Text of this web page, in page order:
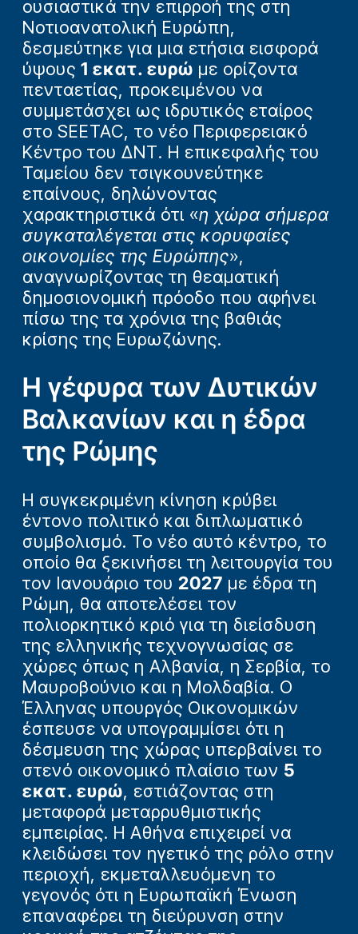
ουσιαστικά την επιρροή της στη
Νοτιοανατολική Ευρώπη,
δεσμεύτηκε για μια ετήσια εισφορά
ύψους 1 εκατ. ευρώ με ορίζοντα
πενταετίας, προκειμένου να
συμμετάσχει ως ιδρυτικός εταίρος
στο SEETAC, το νέο Περιφερειακό
Κέντρο του ΔΝΤ. Η επικεφαλής του
Ταμείου δεν τσιγκουνεύτηκε
επαίνους, δηλώνοντας
χαρακτηριστικά ότι «η χώρα σήμερα
συγκαταλέγεται στις κορυφαίες
οικονομίες της Ευρώπης»,
αναγνωρίζοντας τη θεαματική
δημοσιονομική πρόοδο που αφήνει
πίσω της τα χρόνια της βαθιάς
κρίσης της Ευρωζώνης.
Η γέφυρα των Δυτικών
Βαλκανίων και η έδρα
της Ρώμης
H συγκεκριμένη κίνηση κρύβει
έντονο πολιτικό και διπλωματικό
συμβολισμό. Το νέο αυτό κέντρο, το
οποίο θα ξεκινήσει τη λειτουργία του
τον Ιανουάριο του 2027 με έδρα τη
Ρώμη, θα αποτελέσει τον
πολιορκητικό κριό για τη διείσδυση
της ελληνικής τεχνογνωσίας σε
χώρες όπως η Αλβανία, η Σερβία, το
Μαυροβούνιο και η Μολδαβία. Ο
Έλληνας υπουργός Οικονομικών
έσπευσε να υπογραμμίσει ότι η
δέσμευση της χώρας υπερβαίνει το
στενό οικονομικό πλαίσιο των 5
εκατ. ευρώ, εστιάζοντας στη
μεταφορά μεταρρυθμιστικής
εμπειρίας. Η Αθήνα επιχειρεί να
κλειδώσει τον ηγετικό της ρόλο στην
περιοχή, εκμεταλλευόμενη το
γεγονός ότι η Ευρωπαϊκή Ένωση
επαναφέρει τη διεύρυνση στην